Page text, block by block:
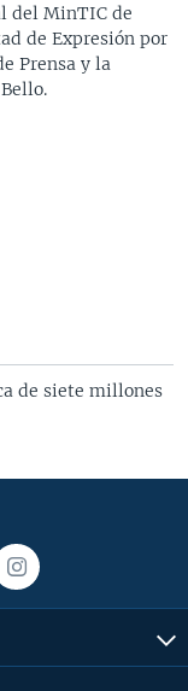
del MinTIC de
de Expresión por
Prensa y la
de siete millones